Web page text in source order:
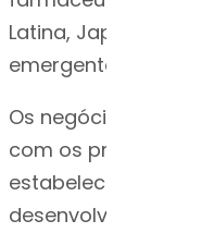
Latina, Japão,
emergentes.
Os negócios de API
com os profundos
estabelecidos nos
desenvolvimento e